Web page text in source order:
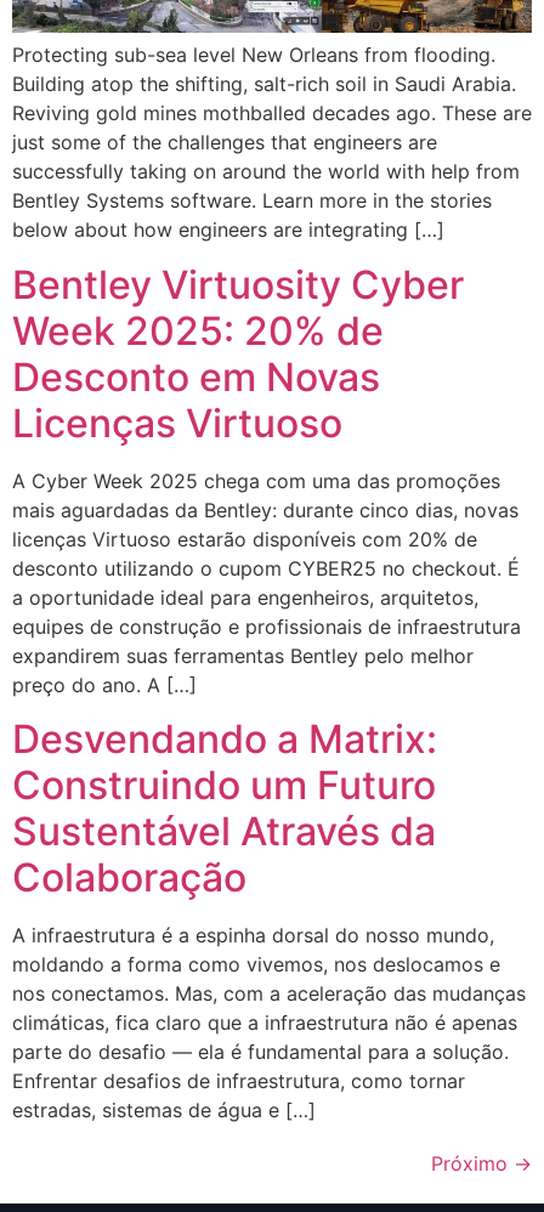
Protecting sub-sea level New Orleans from flooding.
Building atop the shifting, salt-rich soil in Saudi Arabia.
Reviving gold mines mothballed decades ago. These are
just some of the challenges that engineers are
successfully taking on around the world with help from
Bentley Systems software. Learn more in the stories
below about how engineers are integrating […]
Bentley Virtuosity Cyber
Week 2025: 20% de
Desconto em Novas
Licenças Virtuoso
A Cyber Week 2025 chega com uma das promoções
mais aguardadas da Bentley: durante cinco dias, novas
licenças Virtuoso estarão disponíveis com 20% de
desconto utilizando o cupom CYBER25 no checkout. É
a oportunidade ideal para engenheiros, arquitetos,
equipes de construção e profissionais de infraestrutura
expandirem suas ferramentas Bentley pelo melhor
preço do ano. A […]
Desvendando a Matrix:
Construindo um Futuro
Sustentável Através da
Colaboração
A infraestrutura é a espinha dorsal do nosso mundo,
moldando a forma como vivemos, nos deslocamos e
nos conectamos. Mas, com a aceleração das mudanças
climáticas, fica claro que a infraestrutura não é apenas
parte do desafio — ela é fundamental para a solução.
Enfrentar desafios de infraestrutura, como tornar
estradas, sistemas de água e […]
Próximo →